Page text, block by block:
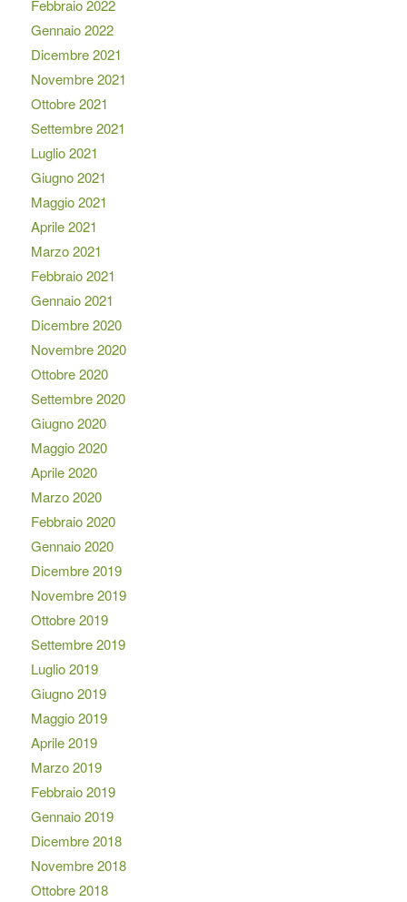
Febbraio 2022
Gennaio 2022
Dicembre 2021
Novembre 2021
Ottobre 2021
Settembre 2021
Luglio 2021
Giugno 2021
Maggio 2021
Aprile 2021
Marzo 2021
Febbraio 2021
Gennaio 2021
Dicembre 2020
Novembre 2020
Ottobre 2020
Settembre 2020
Giugno 2020
Maggio 2020
Aprile 2020
Marzo 2020
Febbraio 2020
Gennaio 2020
Dicembre 2019
Novembre 2019
Ottobre 2019
Settembre 2019
Luglio 2019
Giugno 2019
Maggio 2019
Aprile 2019
Marzo 2019
Febbraio 2019
Gennaio 2019
Dicembre 2018
Novembre 2018
Ottobre 2018